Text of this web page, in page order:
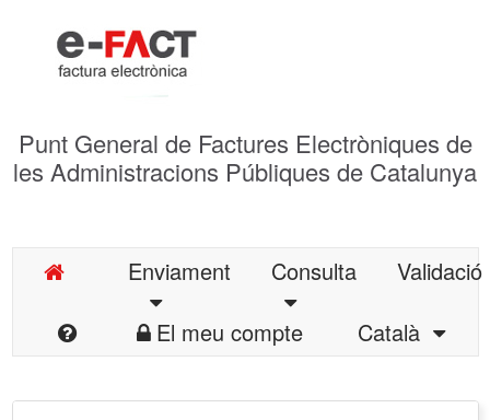
Punt General de Factures Electròniques de
les Administracions Públiques de Catalunya
Enviament Consulta
Validació
El meu compte
Català